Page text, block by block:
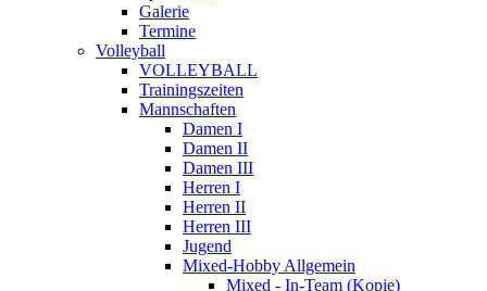
Galerie
Termine
Volleyball
VOLLEYBALL
Trainingszeiten
Mannschaften
Damen I
Damen II
Damen III
Herren I
Herren II
Herren III
Jugend
Mixed-Hobby Allgemein
Mixed - In-Team (Kopie)